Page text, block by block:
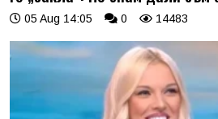
05 Aug 14:05 0 14483